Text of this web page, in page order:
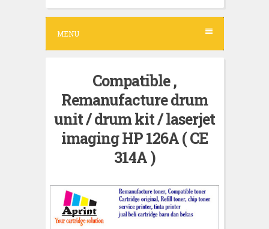
MENU
Compatible ,
Remanufacture drum
unit / drum kit / laserjet
imaging HP 126A ( CE
314A )